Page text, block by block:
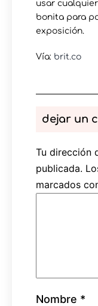
usar
bonita para
exposición.
Vía: brit.co
dejar un
Tu dirección
publicada.
marcados
Nombre *